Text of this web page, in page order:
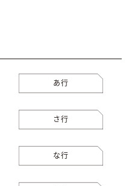
あ行
さ行
な行